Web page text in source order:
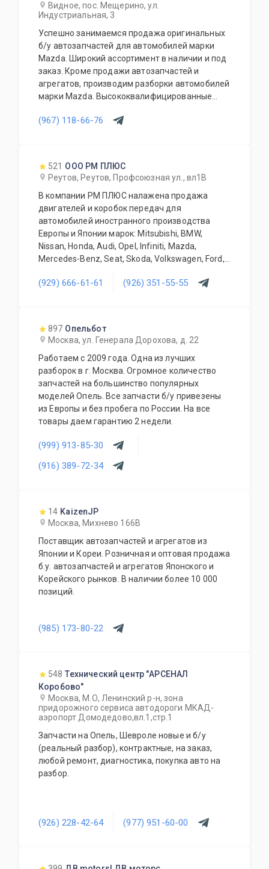
Видное, пос. Мещерино, ул.
Индустриальная, 3
Успешно занимаемся продажа оригинальных
б/у автозапчастей для автомобилей марки
Mazda. Широкий ассортимент в наличии и под
заказ. Кроме продажи автозапчастей и
агрегатов, производим разборки автомобилей
марки Mazda. Высококвалифицированные
его виды. В нашем автосервисе проводится
дополнительное оборудование для Вашего
автомобиля. Гарантия качества на все услуги
и продукцию. Квалифицированные
специалисты. Мы работаем для Вас каждый
день.
(967) 118-66-76
521 ООО РМ ПЛЮС
Реутов, Реутов, Профсоюзная ул., вл1В
В компании РМ ПЛЮС налажена продажа
двигателей и коробок передач для
автомобилей иностранного производства
Европы и Японии марок: Mitsubishi, BMW,
Nissan, Honda, Audi, Opel, Infiniti, Mazda,
Mercedes-Benz, Seat, Skoda, Volkswagen, Ford,
оригинальная. Все агрегаты тщательно
занимается реализацией силовых агрегатов,
автоматических и механических коробок
передач. Агрегаты в наличии или под заказ.
Поставка под заказ производится в
кратчайшие сроки. Поставки осуществляются
в любую точку Российской Федерации.
Грамотные специалисты всегда рады
ответить на все интересующие Вас вопросы.
(929) 666-61-61 (926) 351-55-55
897 Опельбот
Москва, ул. Генерала Дорохова, д. 22
Работаем с 2009 года. Одна из лучших
разборок в г. Москва. Огромное количество
запчастей на большинство популярных
моделей Опель. Все запчасти б/у привезены
из Европы и без пробега по России. На все
товары даем гарантию 2 недели.
(999) 913-85-30
(916) 389-72-34
14 KaizenJP
Москва, Михнево 166В
Поставщик автозапчастей и агрегатов из
Японии и Кореи. Розничная и оптовая продажа
б.у. автозапчастей и агрегатов Японского и
Корейского рынков. В наличии более 10 000
позиций.
(985) 173-80-22
548 Технический центр "АРСЕНАЛ
Коробово"
Москва, М.О, Ленинский р-н, зона
придорожного сервиса автодороги МКАД-
аэропорт Домодедово,вл.1,стр.1
Запчасти на Опель, Шевроле новые и б/у
(реальный разбор), контрактные, на заказ,
любой ремонт, диагностика, покупка авто на
разбор.
(926) 228-42-64 (977) 951-60-00